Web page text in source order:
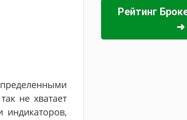
не хватает
Рейтинг
➜